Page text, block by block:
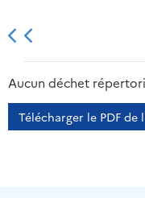
2013
Aucun déchet
Télécharger le PDF